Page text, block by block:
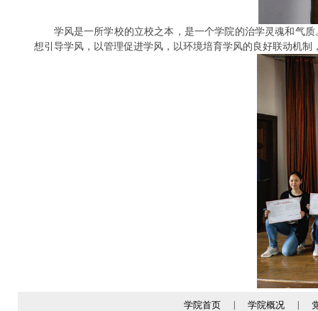
学风是一所学校的立校之本，是一个学院的治学灵魂和气
想引导学风，以管理促进学风，以环境培育学风的良好联动机
学院首页 学院概况